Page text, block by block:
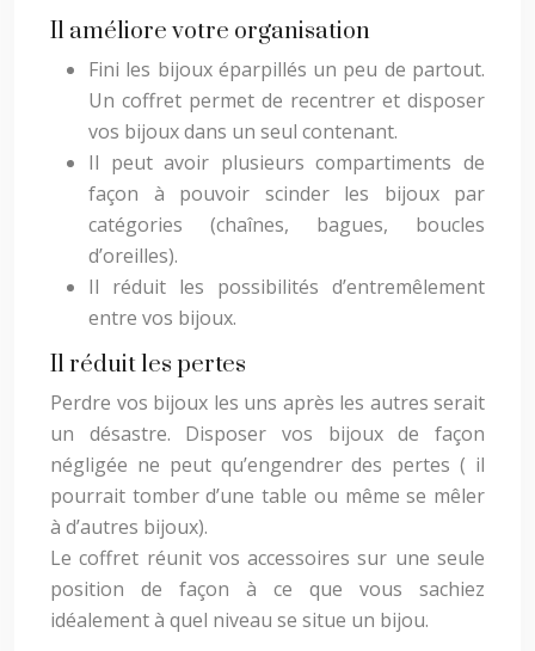
Il améliore votre organisation
Fini les bijoux éparpillés un peu de partout.
Un coffret permet de recentrer et disposer
vos bijoux dans un seul contenant.
Il peut avoir plusieurs compartiments de
façon à pouvoir scinder les bijoux par
catégories (chaînes, bagues, boucles
d’oreilles).
Il réduit les possibilités d’entremêlement
entre vos bijoux.
Il réduit les pertes
Perdre vos bijoux les uns après les autres serait
un désastre. Disposer vos bijoux de façon
négligée ne peut qu’engendrer des pertes ( il
pourrait tomber d’une table ou même se mêler
à d’autres bijoux).
Le coffret réunit vos accessoires sur une seule
position de façon à ce que vous sachiez
idéalement à quel niveau se situe un bijou.